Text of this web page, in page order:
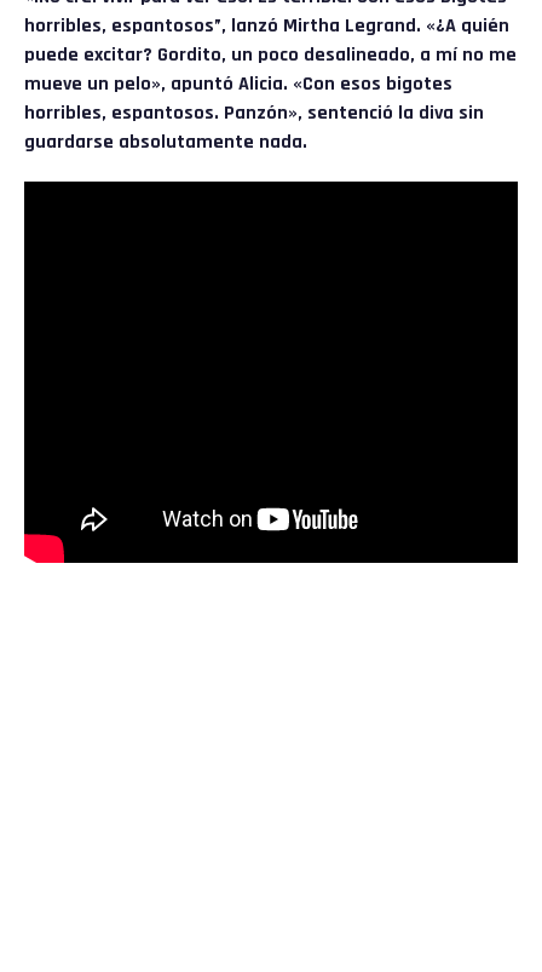
horribles, espantosos”, lanzó Mirtha Legrand. «¿A quién
puede excitar? Gordito, un poco desalineado, a mí no me
mueve un pelo», apuntó Alicia. «Con esos bigotes
horribles, espantosos. Panzón», sentenció la diva sin
guardarse absolutamente nada.